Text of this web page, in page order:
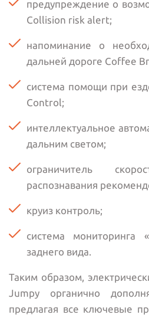
предупреждение о
Collision risk alert;
напоминание о
дальней дороге Coffee
система помощи при
Control;
интеллектуальное
дальним светом;
ограничитель
распознавания
круиз контроль;
система мониторинга
заднего вида.
Таким образом,
Jumpy органично
предлагая все ключевые